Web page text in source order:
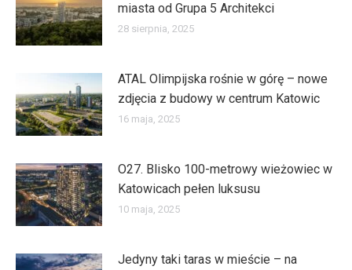
miasta od Grupa 5 Architekci
28 sierpnia, 2025
ATAL Olimpijska rośnie w górę – nowe
zdjęcia z budowy w centrum Katowic
16 maja, 2025
O27. Blisko 100-metrowy wieżowiec w
Katowicach pełen luksusu
10 maja, 2025
Jedyny taki taras w mieście – na